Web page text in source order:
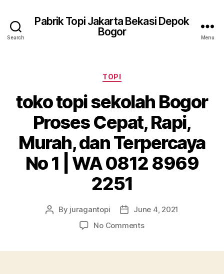
Search
Pabrik Topi Jakarta Bekasi Depok
Bogor
Menu
Categories
TOPI
toko topi sekolah Bogor
Proses Cepat, Rapi,
Murah, dan Terpercaya
No 1 | WA 0812 8969
2251
Post
By juragantopi
PostJune 4, 2021
No Commentson